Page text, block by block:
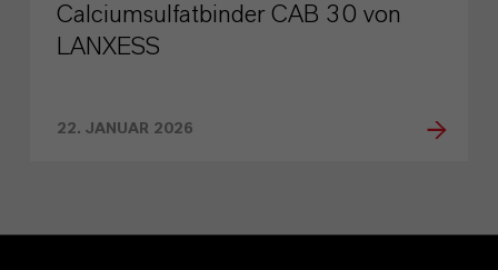
Calciumsulfatbinder CAB 30 von
LANXESS
22. JANUAR 2026